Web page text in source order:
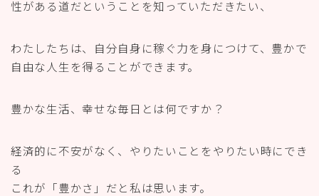
性がある道だということを知っていただきたい、
わたしたちは、自分自身に稼ぐ力を身につけて、豊かで
自由な人生を得ることができます。
豊かな生活、幸せな毎日とは何ですか？
経済的に不安がなく、やりたいことをやりたい時にでき
る
これが「豊かさ」だと私は思います。